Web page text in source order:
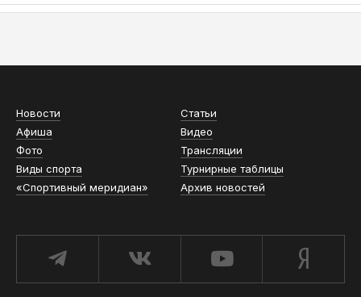
Новости
Статьи
Афиша
Видео
Фото
Трансляции
Виды спорта
Турнирные таблицы
«Спортивный меридиан»
Архив новостей